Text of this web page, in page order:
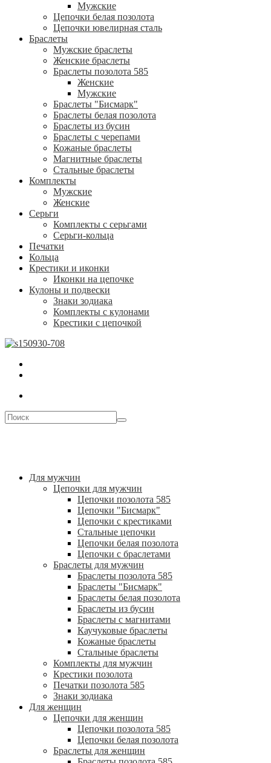
Мужские
Цепочки белая позолота
Цепочки ювелирная сталь
Браслеты
Мужские браслеты
Женские браслеты
Браслеты позолота 585
Женские
Мужские
Браслеты "Бисмарк"
Браслеты белая позолота
Браслеты из бусин
Браслеты с черепами
Кожаные браслеты
Магнитные браслеты
Стальные браслеты
Комплекты
Мужские
Женские
Серьги
Комплекты с серьгами
Серьги-кольца
Печатки
Кольца
Крестики и иконки
Иконки на цепочке
Кулоны и подвески
Знаки зодиака
Комплекты с кулонами
Крестики с цепочкой
Для мужчин
Цепочки для мужчин
Цепочки позолота 585
Цепочки "Бисмарк"
Цепочки с крестиками
Стальные цепочки
Цепочки белая позолота
Цепочки с браслетами
Браслеты для мужчин
Браслеты позолота 585
Браслеты "Бисмарк"
Браслеты белая позолота
Браслеты из бусин
Браслеты с магнитами
Каучуковые браслеты
Кожаные браслеты
Стальные браслеты
Комплекты для мужчин
Крестики позолота
Печатки позолота 585
Знаки зодиака
Для женщин
Цепочки для женщин
Цепочки позолота 585
Цепочки белая позолота
Браслеты для женщин